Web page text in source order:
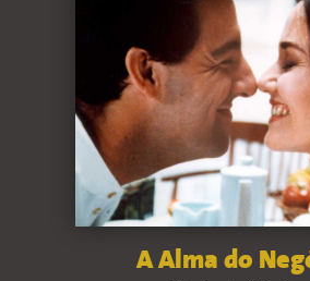
A Alma do